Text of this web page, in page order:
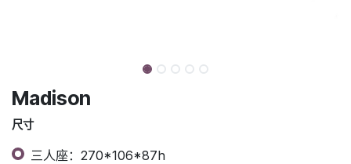
Madison
尺寸
三人座：270*106*87h